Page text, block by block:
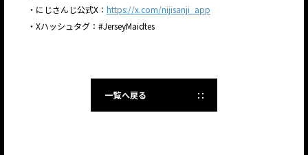
・にじさんじ公式X： https://x.com/nijisanji_app
・Xハッシュタグ：#JerseyMaidtes
一覧へ戻る